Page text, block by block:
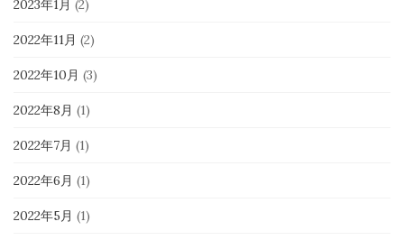
2023年1月 (2)
2022年11月 (2)
2022年10月 (3)
2022年8月 (1)
2022年7月 (1)
2022年6月 (1)
2022年5月 (1)